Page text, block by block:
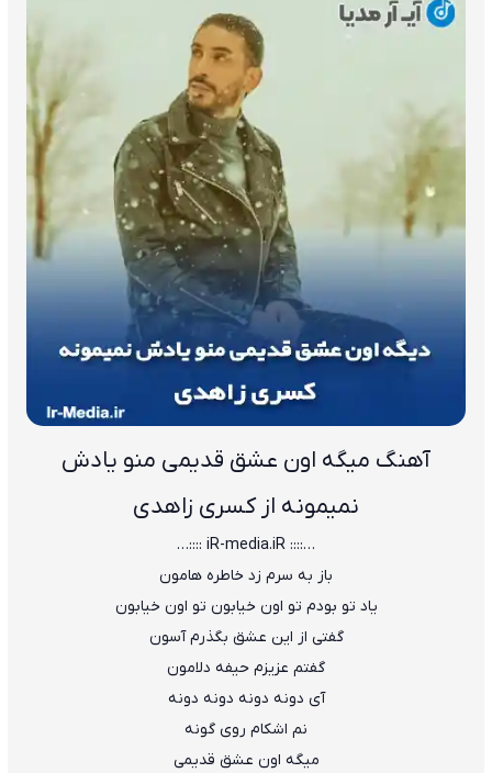
آهنگ میگه اون عشق قدیمی منو یادش
نمیمونه از کسری زاهدی
…:::: iR-media.iR ::::…
باز به سرم زد خاطره هامون
یاد تو بودم تو اون خیابون تو اون خیابون
گفتی از این عشق بگذرم آسون
گفتم عزیزم حیفه دلامون
آی دونه دونه دونه دونه
نم اشکام روی گونه
میگه اون عشق قدیمی